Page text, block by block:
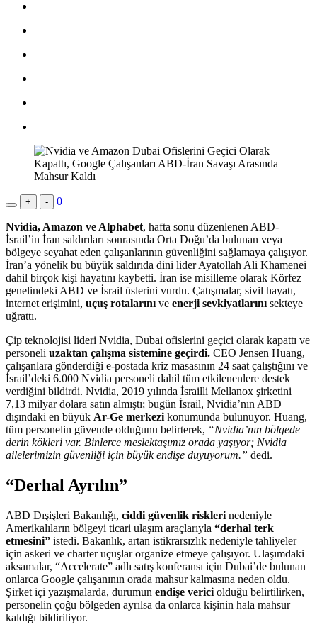
+ - 0
Nvidia, Amazon ve Alphabet, hafta sonu düzenlenen ABD-
İsrail’in İran saldırıları sonrasında Orta Doğu’da bulunan veya
bölgeye seyahat eden çalışanlarının güvenliğini sağlamaya çalışıyor.
İran’a yönelik bu büyük saldırıda dini lider Ayatollah Ali Khamenei
dahil birçok kişi hayatını kaybetti. İran ise misilleme olarak Körfez
genelindeki ABD ve İsrail üslerini vurdu. Çatışmalar, sivil hayatı,
internet erişimini, uçuş rotalarını ve enerji sevkiyatlarını sekteye
uğrattı.
Çip teknolojisi lideri Nvidia, Dubai ofislerini geçici olarak kapattı ve
personeli uzaktan çalışma sistemine geçirdi. CEO Jensen Huang,
çalışanlara gönderdiği e-postada kriz masasının 24 saat çalıştığını ve
İsrail’deki 6.000 Nvidia personeli dahil tüm etkilenenlere destek
verdiğini bildirdi. Nvidia, 2019 yılında İsrailli Mellanox şirketini
7,13 milyar dolara satın almıştı; bugün İsrail, Nvidia’nın ABD
dışındaki en büyük Ar-Ge merkezi konumunda bulunuyor. Huang,
tüm personelin güvende olduğunu belirterek, “Nvidia’nın bölgede
derin kökleri var. Binlerce meslektaşımız orada yaşıyor; Nvidia
ailelerimizin güvenliği için büyük endişe duyuyorum.” dedi.
“Derhal Ayrılın”
ABD Dışişleri Bakanlığı, ciddi güvenlik riskleri nedeniyle
Amerikalıların bölgeyi ticari ulaşım araçlarıyla “derhal terk
etmesini” istedi. Bakanlık, artan istikrarsızlık nedeniyle tahliyeler
için askeri ve charter uçuşlar organize etmeye çalışıyor. Ulaşımdaki
aksamalar, “Accelerate” adlı satış konferansı için Dubai’de bulunan
onlarca Google çalışanının orada mahsur kalmasına neden oldu.
Şirket içi yazışmalarda, durumun endişe verici olduğu belirtilirken,
personelin çoğu bölgeden ayrılsa da onlarca kişinin hala mahsur
kaldığı bildiriliyor.